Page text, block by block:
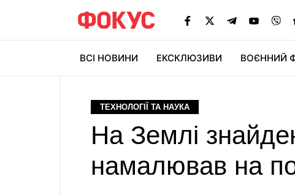
ВСІ НОВИНИ ЕКСКЛЮЗИВИ ВОЄННИЙ
ТЕХНОЛОГІЇ ТА НАУКА
На Землі
намалював на